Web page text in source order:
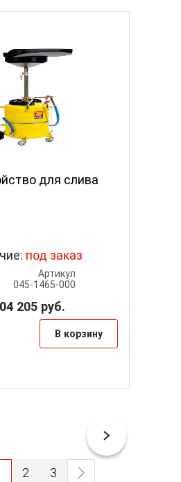
для слива
под заказ
Артикул
045-1465-000
205 руб.
В корзину
2 3